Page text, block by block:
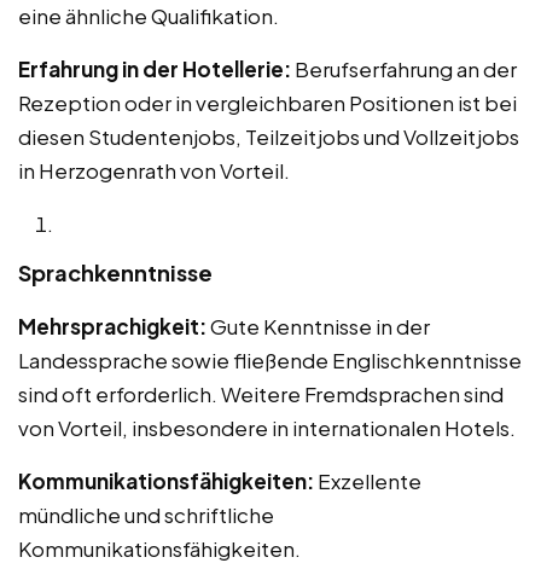
eine ähnliche Qualifikation.
Erfahrung in der Hotellerie: Berufserfahrung an der
Rezeption oder in vergleichbaren Positionen ist bei
diesen Studentenjobs, Teilzeitjobs und Vollzeitjobs
in Herzogenrath von Vorteil.
Sprachkenntnisse
Mehrsprachigkeit:Gute Kenntnisse in der
Landessprache sowie fließende Englischkenntnisse
sind oft erforderlich. Weitere Fremdsprachen sind
von Vorteil, insbesondere in internationalen Hotels.
Kommunikationsfähigkeiten: Exzellente
mündliche und schriftliche
Kommunikationsfähigkeiten.